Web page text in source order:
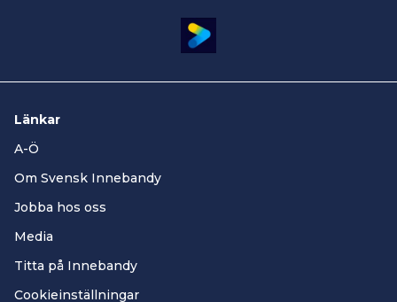
Länkar
A-Ö
Om Svensk Innebandy
Jobba hos oss
Media
Titta på Innebandy
Cookieinställningar